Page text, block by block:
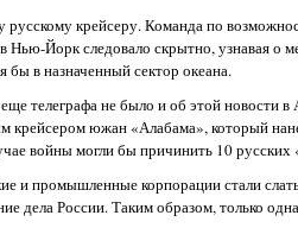
крейсеру. Команда по
Нью-Йорк следовало скрытно, узнавая о
бы в назначенный сектор океана.
телеграфа не было и об этой новости в
крейсером южан «Алабама», который
войны могли бы причинить 10 русских
и промышленные корпорации стали
дела России. Таким образом, только